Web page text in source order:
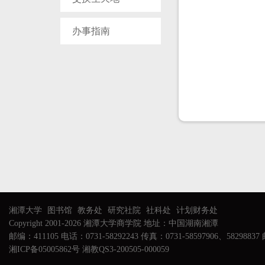
办事指南
湘潭大学 图书馆 教务处 研究社院 社科处
计划财务处
Copyright 2001-2026 湘潭大学商学院 地址：中国湖南湘潭
邮编：411105 电话：0731-58292243 传真：0731-58597906、58298837
湘ICP备05005862号 湘教QS3-200505-000059